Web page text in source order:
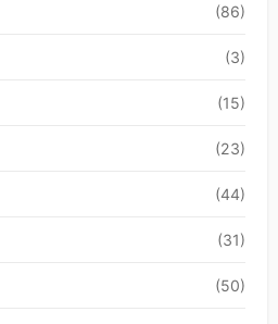
(86)
(3)
(15)
(23)
(44)
(31)
(50)